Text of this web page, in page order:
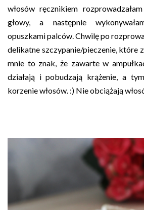
włosów ręcznikiem
głowy, a następnie
opuszkami palców. Chwilę po
delikatne szczypanie/pieczenie, które
mnie to znak, że zawarte w
działają i pobudzają krążenie, a
korzenie włosów. :) Nie obciążają